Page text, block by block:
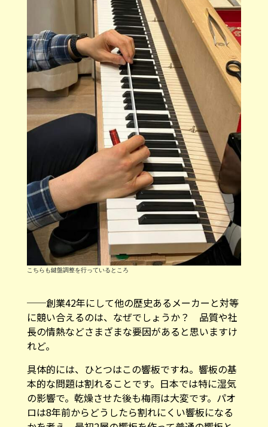
こちらも鍵盤調整を行っているところ
──創業42年にして他の歴史あるメーカーと対等
に競い合えるのは、なぜでしょうか？ 品質や社
長の情熱などさまざまな要因があると思いますけ
れど。
具体的には、ひとつはこの響板ですね。響板の基
本的な問題は割れることです。日本では特に湿気
の影響で。乾燥させた後も梅雨は大変です。パオ
ロは8年前からどうしたら割れにくい響板になる